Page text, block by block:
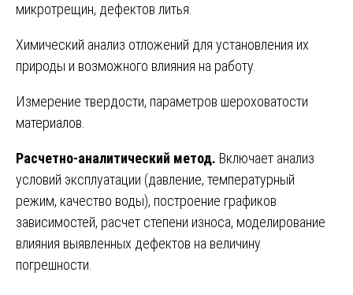
микротрещин, дефектов литья.
Химический анализ отложений для установления их
природы и возможного влияния на работу.
Измерение твердости, параметров шероховатости
материалов.
Расчетно-аналитический метод. Включает анализ
условий эксплуатации (давление, температурный
режим, качество воды), построение графиков
зависимостей, расчет степени износа, моделирование
влияния выявленных дефектов на величину
погрешности.